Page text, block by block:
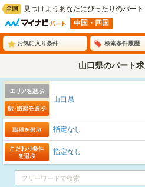
見つけようあなたにぴったりのパート
中国・四国
お気に入り条件 検索条件履歴
山口県のパート
山口県
指定なし
指定なし